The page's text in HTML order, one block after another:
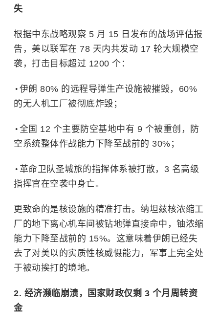
失
根据中东战略观察 5 月 15 日发布的战场评估报
告，美以联军在 78 天内共发动 17 轮大规模空
袭，打击目标超过 1200 个：
伊朗 80% 的远程导弹生产设施被摧毁，60%
的无人机工厂被彻底炸毁；
全国 12 个主要防空基地中有 9 个被重创，防
空系统整体作战能力下降至战前的 30%；
革命卫队圣城旅的指挥体系被打散，3 名高级
指挥官在空袭中身亡。
更致命的是核设施的精准打击。纳坦兹核浓缩工
厂的地下离心机车间被钻地弹直接命中，铀浓缩
能力下降至战前的 15%。这意味着伊朗已经失
去了对美以的实质性核威慑能力，军事上完全处
于被动挨打的境地。
2. 经济濒临崩溃，国家财政仅剩 3 个月周转资
金